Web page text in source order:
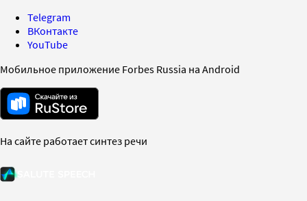
Telegram
ВКонтакте
YouTube
Мобильное приложение Forbes Russia на Android
На сайте работает синтез речи